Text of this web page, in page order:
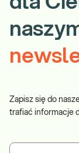
Zapisz się do
trafiać informacje